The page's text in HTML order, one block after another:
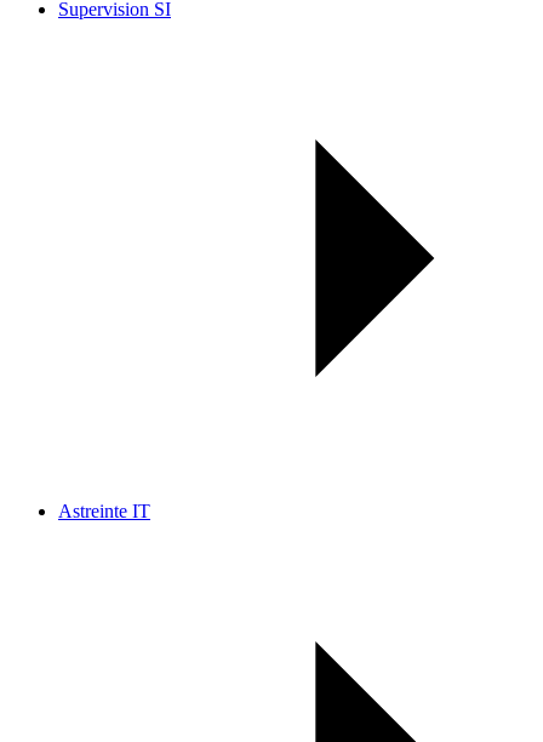
Supervision SI
Astreinte IT